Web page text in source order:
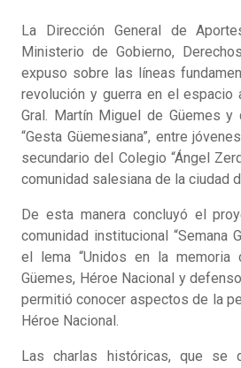
La Dirección General de
Ministerio de Gobierno,
expuso sobre las líneas
revolución y guerra en el espacio
Gral. Martín Miguel de Güemes
“Gesta Güemesiana”, entre
secundario del Colegio “Ángel
comunidad salesiana de la ciudad
De esta manera concluyó el
comunidad institucional “Semana
el lema “Unidos en la memoria
Güemes, Héroe Nacional y
permitió conocer aspectos de la
Héroe Nacional.
Las charlas históricas, que se